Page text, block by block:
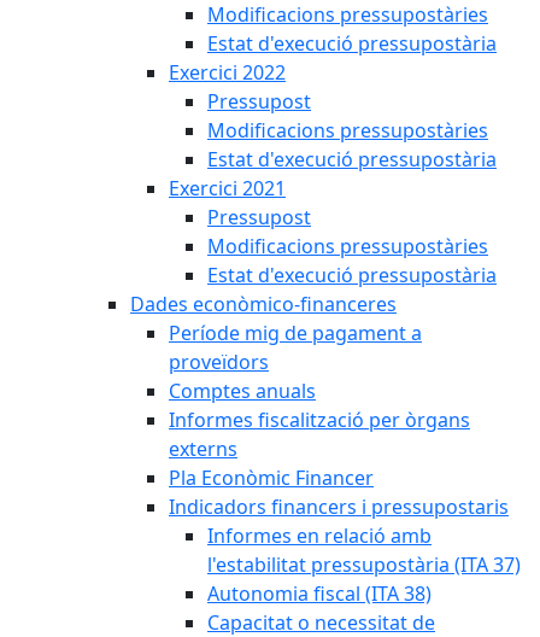
Modificacions pressupostàries
Estat d'execució pressupostària
Exercici 2022
Pressupost
Modificacions pressupostàries
Estat d'execució pressupostària
Exercici 2021
Pressupost
Modificacions pressupostàries
Estat d'execució pressupostària
Dades econòmico-financeres
Període mig de pagament a
proveïdors
Comptes anuals
Informes fiscalització per òrgans
externs
Pla Econòmic Financer
Indicadors financers i pressupostaris
Informes en relació amb
l'estabilitat pressupostària (ITA 37)
Autonomia fiscal (ITA 38)
Capacitat o necessitat de